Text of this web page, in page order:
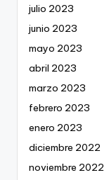
julio 2023
junio 2023
mayo 2023
abril 2023
marzo 2023
febrero 2023
enero 2023
diciembre 2022
noviembre 2022